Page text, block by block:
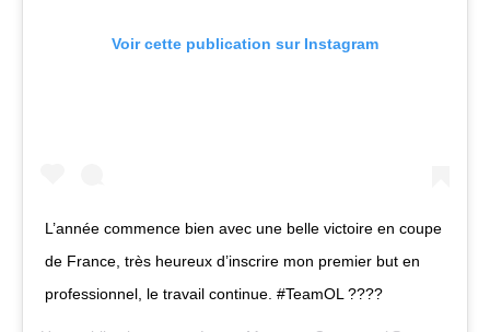
Voir cette publication sur Instagram
L’année commence bien avec une belle victoire en coupe
de France, très heureux d’inscrire mon premier but en
professionnel, le travail continue. #TeamOL ????